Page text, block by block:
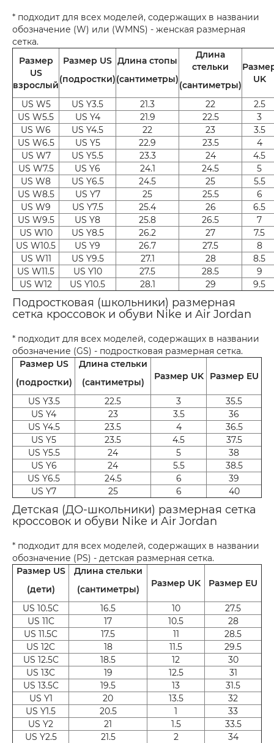
* подходит для всех моделей, содержащих в названии
обозначение (W) или (WMNS) - женская размерная
сетка.
Размер
US
взрослый
Размер US
(подростки)
Длина стопы
(сантиметры)
Длина
стельки
(сантиметры)
UK
US W5 US Y3.5 21.3 22
2.5
US W5.5
US Y4 21.9 22.5
3
US W6
US Y4.5 22 23
3.5
US W6.5
US Y5 22.9 23.5
4
US W7
US Y5.5 23.3 24
4.5
US W7.5
US Y6 24.1 24.5
5
US W8
US Y6.5 24.5 25
5.5
US W8.5
US Y7 25 25.5
6
US W9
US Y7.5 25.4 26
6.5
US W9.5
US Y8 25.8 26.5
7
US W10
US Y8.5 26.2 27
7.5
US W10.5
US Y9 26.7 27.5
8
US W11
US Y9.5 27.1 28
8.5
US W11.5
US Y10 27.5 28.5
9
US W12
US Y10.5 28.1 29 9.5
Подростковая (школьники) размерная
сетка кроссовок и обуви Nike и Air Jordan
* подходит для всех моделей, содержащих в названии
обозначение (GS) - подростковая размерная сетка.
Размер US
(подростки)
Длина стельки
(сантиметры)
Размер UK Размер EU
US Y3.5 22.5 3
35.5
US Y4
23 3.5
36
US Y4.5
23.5 4
36.5
US Y5
23.5 4.5
37.5
US Y5.5
24 5
38
US Y6
24 5.5
38.5
US Y6.5
24.5 6
39
US Y7
25 6 40
Детская (ДО-школьники) размерная сетка
кроссовок и обуви Nike и Air Jordan
* подходит для всех моделей, содержащих в названии
обозначение (PS) - детская размерная сетка.
Размер US
(дети)
Длина стельки
(сантиметры)
Размер UK Размер EU
US 10.5C 16.5 10
27.5
US 11C
17 10.5
28
US 11.5C
17.5 11
28.5
US 12C
18 11.5
29.5
US 12.5C
18.5 12
30
US 13C
19 12.5
31
US 13.5C
19.5 13
31.5
US Y1
20 13.5
32
US Y1.5
20.5 1
33
US Y2
21 1.5
33.5
US Y2.5
21.5 2 34